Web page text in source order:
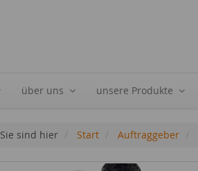
über uns unsere Produkte
Sie sind hier Start Auftraggeber